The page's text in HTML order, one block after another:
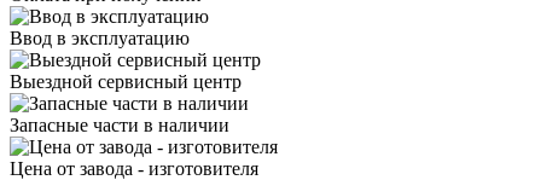
Ввод в эксплуатацию
Выездной сервисный центр
Запасные части в наличии
Цена от завода - изготовителя